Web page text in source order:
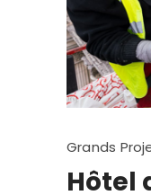
Grands
Hôtel